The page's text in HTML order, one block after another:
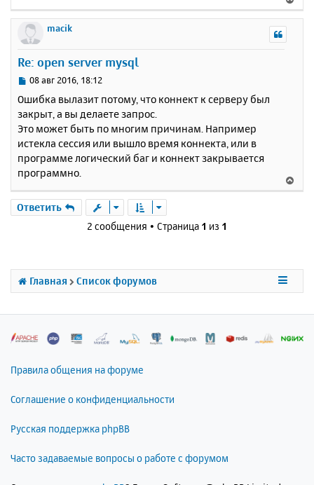
е
macik
Re: open server mysql
С
о
б
щ
е
н
е
08 авг 2016, 18:12
Ошибка вылазит потому, что коннект к серверу был
закрыт, а вы делаете запрос.
Это может быть по многим причинам. Например
истекла сессия или вышло время коннекта, или в
программе логический баг и коннект закрывается
программно.
е
с
н
ч
Ответить
2 сообщения • Страница 1 из 1
Главная Список форумов
Правила общения на форуме
Соглашение о конфиденциальности
Русская поддержка phpBB
Часто задаваемые вопросы о работе с форумом